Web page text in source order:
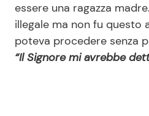
Contattaci
Pubblicità
Privacy Policy
essere una ragazza
illegale ma non fu questo
poteva procedere senza
“Il Signore mi avrebbe